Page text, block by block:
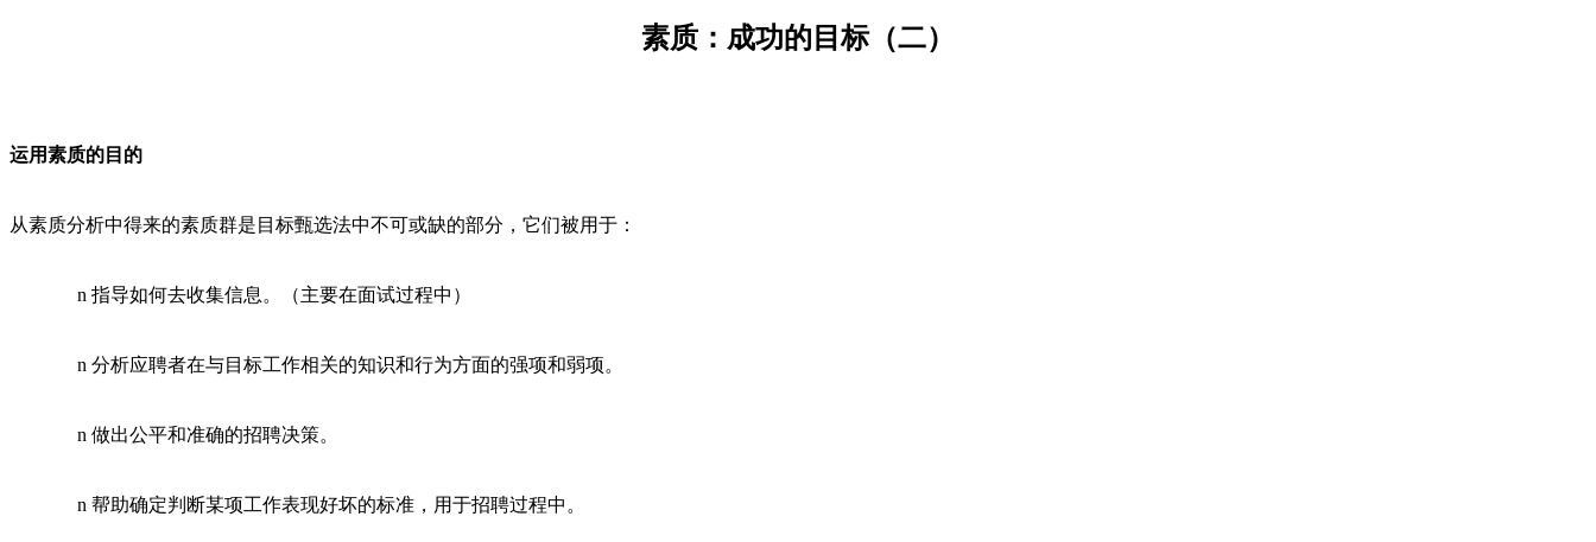
素质：成功的目标（二）
运用素质的目的
从素质分析中得来的素质群是目标甄选法中不可或缺的部分，它们被用于：
n 指导如何去收集信息。（主要在面试过程中）
n 分析应聘者在与目标工作相关的知识和行为方面的强项和弱项。
n 做出公平和准确的招聘决策。
n 帮助确定判断某项工作表现好坏的标准，用于招聘过程中。